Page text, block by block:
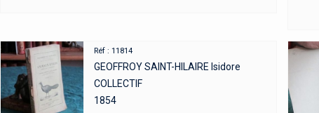
Réf : 11814
GEOFFROY SAINT-HILAIRE Isidore
COLLECTIF
1854